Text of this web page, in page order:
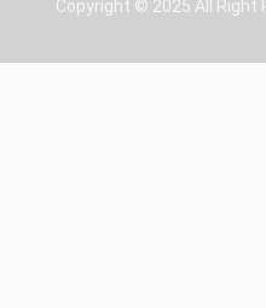
Copyright © 2025 All Right